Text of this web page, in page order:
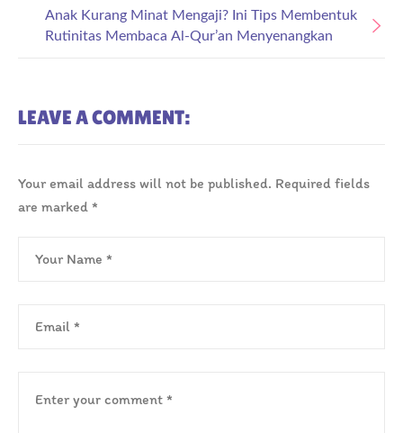
Anak Kurang Minat Mengaji? Ini Tips Membentuk
Rutinitas Membaca Al-Qur’an Menyenangkan
LEAVE A COMMENT:
Your email address will not be published. Required fields
are marked *